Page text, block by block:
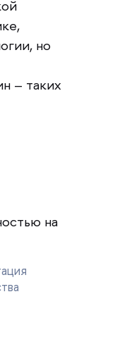
но
– таких
на